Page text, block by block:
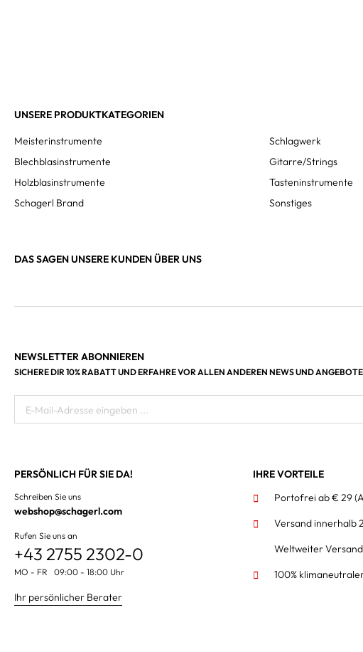
UNSERE PRODUKTKATEGORIEN
Meisterinstrumente
Blechblasinstrumente
Holzblasinstrumente
Schagerl Brand
Schlagwerk
Gitarre/Strings
Tasteninstrumente
Sonstiges
DAS SAGEN UNSERE KUNDEN ÜBER UNS
NEWSLETTER ABONNIEREN
SICHERE DIR 10% RABATT UND ERFAHRE VOR ALLEN ANDEREN NEWS UND ANGEBOTE
E-Mail-Adresse eingeben ...
PERSÖNLICH FÜR SIE DA!
Schreiben Sie uns
webshop@schagerl.com
Rufen Sie uns an
+43 2755 2302-0
MO - FR 09:00 - 18:00 Uhr
Ihr persönlicher Berater
IHRE VORTEILE
Portofrei ab € 29
Versand innerhalb
Weltweiter Versand
100%